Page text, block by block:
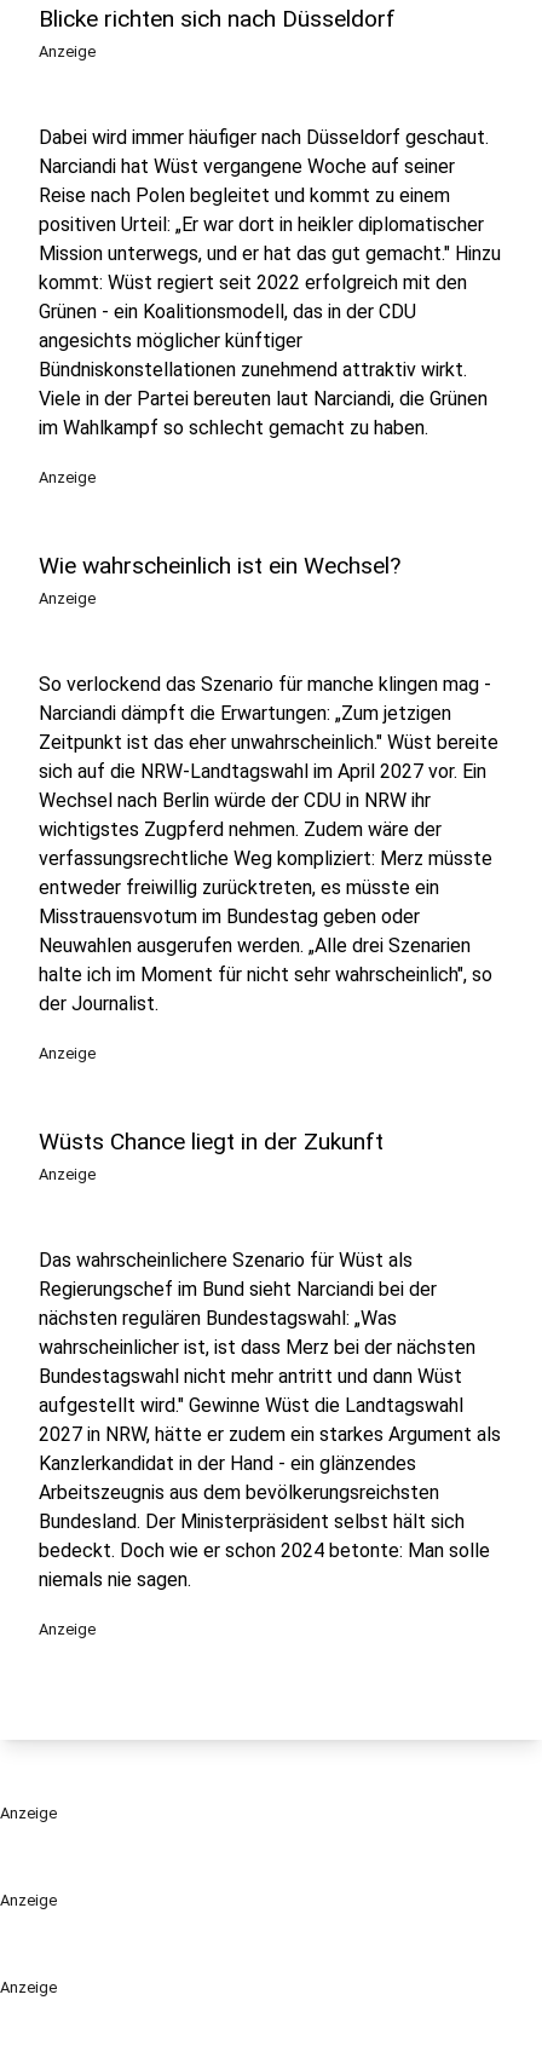
Anzeige
Anzeige
Blicke richten sich nach Düsseldorf
Anzeige
Dabei wird immer häufiger nach Düsseldorf geschaut.
Narciandi hat Wüst vergangene Woche auf seiner
Reise nach Polen begleitet und kommt zu einem
positiven Urteil: „Er war dort in heikler diplomatischer
Mission unterwegs, und er hat das gut gemacht." Hinzu
kommt: Wüst regiert seit 2022 erfolgreich mit den
Grünen - ein Koalitionsmodell, das in der CDU
angesichts möglicher künftiger
Bündniskonstellationen zunehmend attraktiv wirkt.
Viele in der Partei bereuten laut Narciandi, die Grünen
im Wahlkampf so schlecht gemacht zu haben.
Anzeige
Wie wahrscheinlich ist ein Wechsel?
Anzeige
So verlockend das Szenario für manche klingen mag -
Narciandi dämpft die Erwartungen: „Zum jetzigen
Zeitpunkt ist das eher unwahrscheinlich." Wüst bereite
sich auf die NRW-Landtagswahl im April 2027 vor. Ein
Wechsel nach Berlin würde der CDU in NRW ihr
wichtigstes Zugpferd nehmen. Zudem wäre der
verfassungsrechtliche Weg kompliziert: Merz müsste
entweder freiwillig zurücktreten, es müsste ein
Misstrauensvotum im Bundestag geben oder
Neuwahlen ausgerufen werden. „Alle drei Szenarien
halte ich im Moment für nicht sehr wahrscheinlich", so
der Journalist.
Anzeige
Wüsts Chance liegt in der Zukunft
Anzeige
Das wahrscheinlichere Szenario für Wüst als
Regierungschef im Bund sieht Narciandi bei der
nächsten regulären Bundestagswahl: „Was
wahrscheinlicher ist, ist dass Merz bei der nächsten
Bundestagswahl nicht mehr antritt und dann Wüst
aufgestellt wird." Gewinne Wüst die Landtagswahl
2027 in NRW, hätte er zudem ein starkes Argument als
Kanzlerkandidat in der Hand - ein glänzendes
Arbeitszeugnis aus dem bevölkerungsreichsten
Bundesland. Der Ministerpräsident selbst hält sich
bedeckt. Doch wie er schon 2024 betonte: Man solle
niemals nie sagen.
Anzeige
Anzeige